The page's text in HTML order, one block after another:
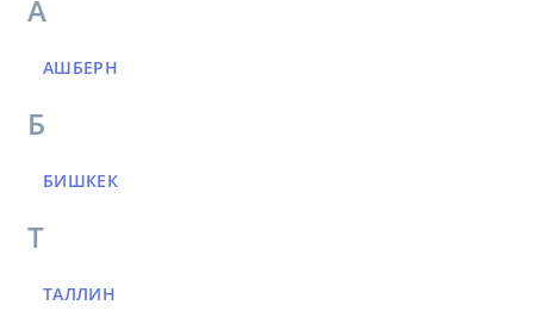
А
АШБЕРН
Б
БИШКЕК
Т
ТАЛЛИН